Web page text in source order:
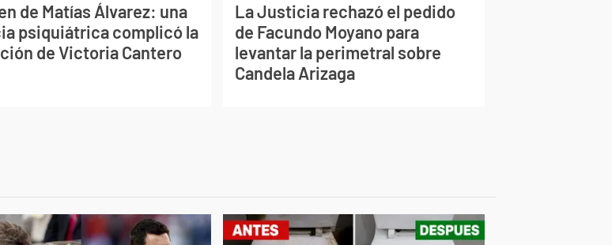
de Matías Álvarez: una
psiquiátrica complicó la
de Victoria Cantero
La Justicia rechazó el pedido
de Facundo Moyano para
levantar la perimetral sobre
Candela Arizaga